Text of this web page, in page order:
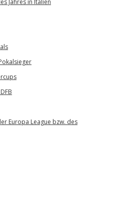
Jahres in Italien
Europa League bzw. des